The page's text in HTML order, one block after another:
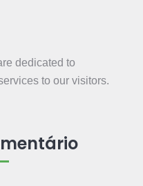
dedicated to
to our visitors.